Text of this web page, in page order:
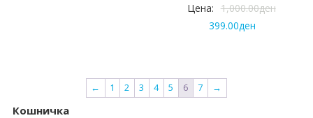
Цена: 1,000.00ден
399.00ден
← 1 2 3 4 5 6 7 →
Кошничка